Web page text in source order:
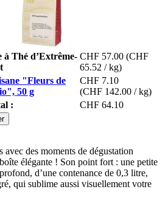
à Thé d’Extrême- CHF 57.00 (CHF
65.52 / kg)
"Fleurs de
50 g
CHF 7.10
(CHF 142.00 / kg)
:
CHF 64.10
avec des moments de dégustation
élégante ! Son point fort : une petite
d’une contenance de 0,3 litre,
qui sublime aussi visuellement votre